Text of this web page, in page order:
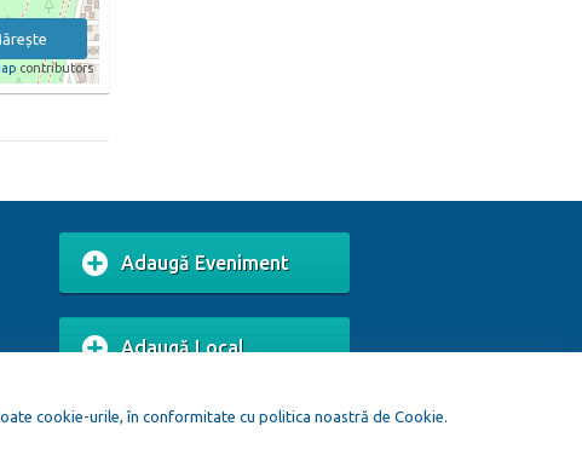
contributors
Adaugă Eveniment
Adaugă Local
cookie-urile, în conformitate cu politica noastră de Cookie.